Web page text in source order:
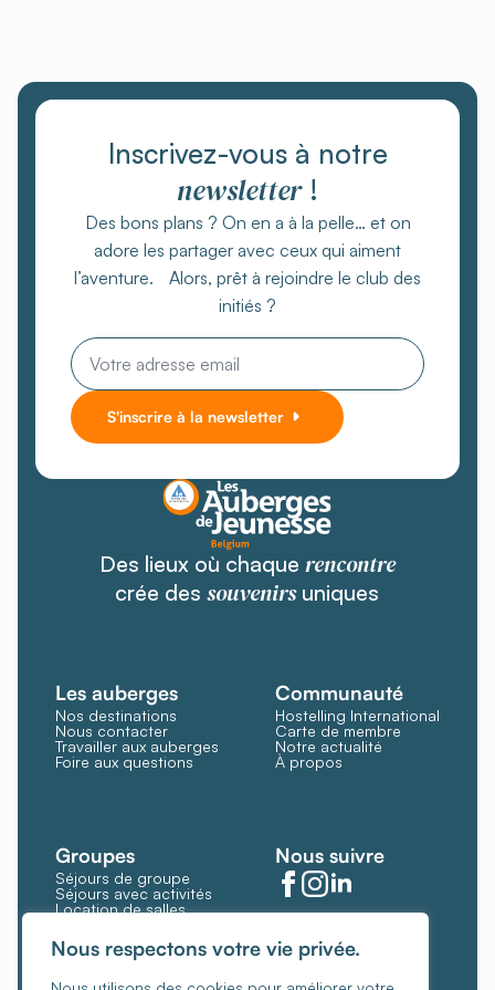
Inscrivez-vous à notre
newsletter!
Des bons plans ? On en a à la pelle… et on
adore les partager avec ceux qui aiment
l’aventure. Alors, prêt à rejoindre le club des
initiés ?
Email
S'inscrire à la newsletter
Des lieux où chaque rencontre
crée dessouvenirsuniques
Les auberges
Nos destinations
Nous contacter
Travailler aux auberges
Foire aux questions
Communauté
Hostelling International
Carte de membre
Notre actualité
À propos
Groupes
Séjours de groupe
Séjours avec activités
Location de salles
Nous suivre
Gérer les cookies
Nous respectons votre vie privée.